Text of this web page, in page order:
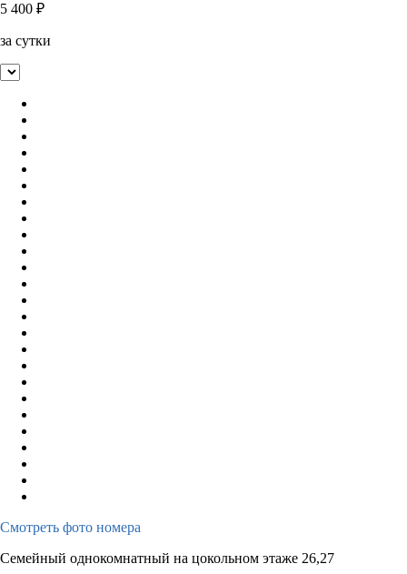
5 400 ₽
за сутки
Смотреть фото номера
Семейный однокомнатный на цокольном этаже 26,27